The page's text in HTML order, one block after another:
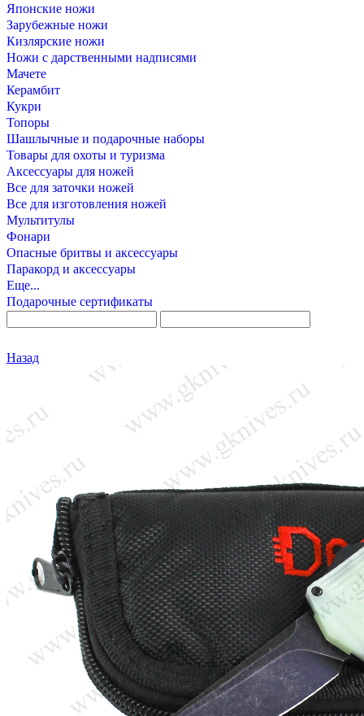
Японские ножи
Зарубежные ножи
Кизлярские ножи
Ножи с дарственными надписями
Мачете
Керамбит
Кукри
Топоры
Шашлычные и подарочные наборы
Товары для охоты и туризма
Аксессуары для ножей
Все для заточки ножей
Все для изготовления ножей
Мультитулы
Фонари
Опасные бритвы и аксессуары
Паракорд и аксессуары
Еще...
Подарочные сертификаты
Назад